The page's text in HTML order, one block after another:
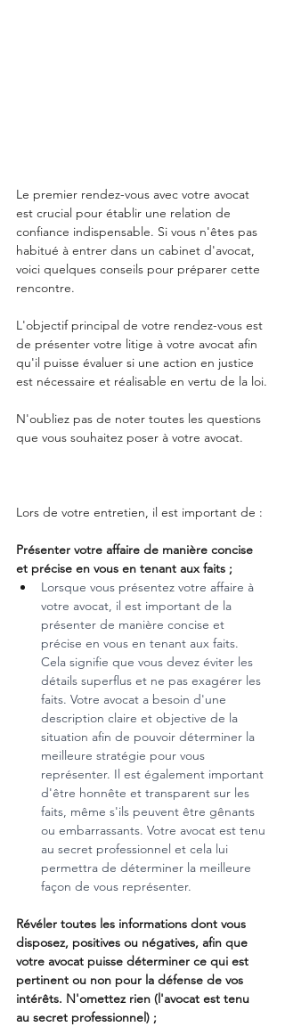
Le premier rendez-vous avec votre avocat
est crucial pour établir une relation de
confiance indispensable. Si vous n'êtes pas
habitué à entrer dans un cabinet d'avocat,
voici quelques conseils pour préparer cette
rencontre.
L'objectif principal de votre rendez-vous est
de présenter votre litige à votre avocat afin
qu'il puisse évaluer si une action en justice
est nécessaire et réalisable en vertu de la loi.
N'oubliez pas de noter toutes les questions
que vous souhaitez poser à votre avocat.
Lors de votre entretien, il est important de :
Présenter votre affaire de manière concise
et précise en vous en tenant aux faits ;
Lorsque vous présentez votre affaire à
votre avocat, il est important de la
présenter de manière concise et
précise en vous en tenant aux faits.
Cela signifie que vous devez éviter les
détails superflus et ne pas exagérer les
faits. Votre avocat a besoin d'une
description claire et objective de la
situation afin de pouvoir déterminer la
meilleure stratégie pour vous
représenter. Il est également important
d'être honnête et transparent sur les
faits, même s'ils peuvent être gênants
ou embarrassants. Votre avocat est tenu
au secret professionnel et cela lui
permettra de déterminer la meilleure
façon de vous représenter.
Révéler toutes les informations dont vous
disposez, positives ou négatives, afin que
votre avocat puisse déterminer ce qui est
pertinent ou non pour la défense de vos
intérêts. N'omettez rien (l'avocat est tenu
au secret professionnel) ;